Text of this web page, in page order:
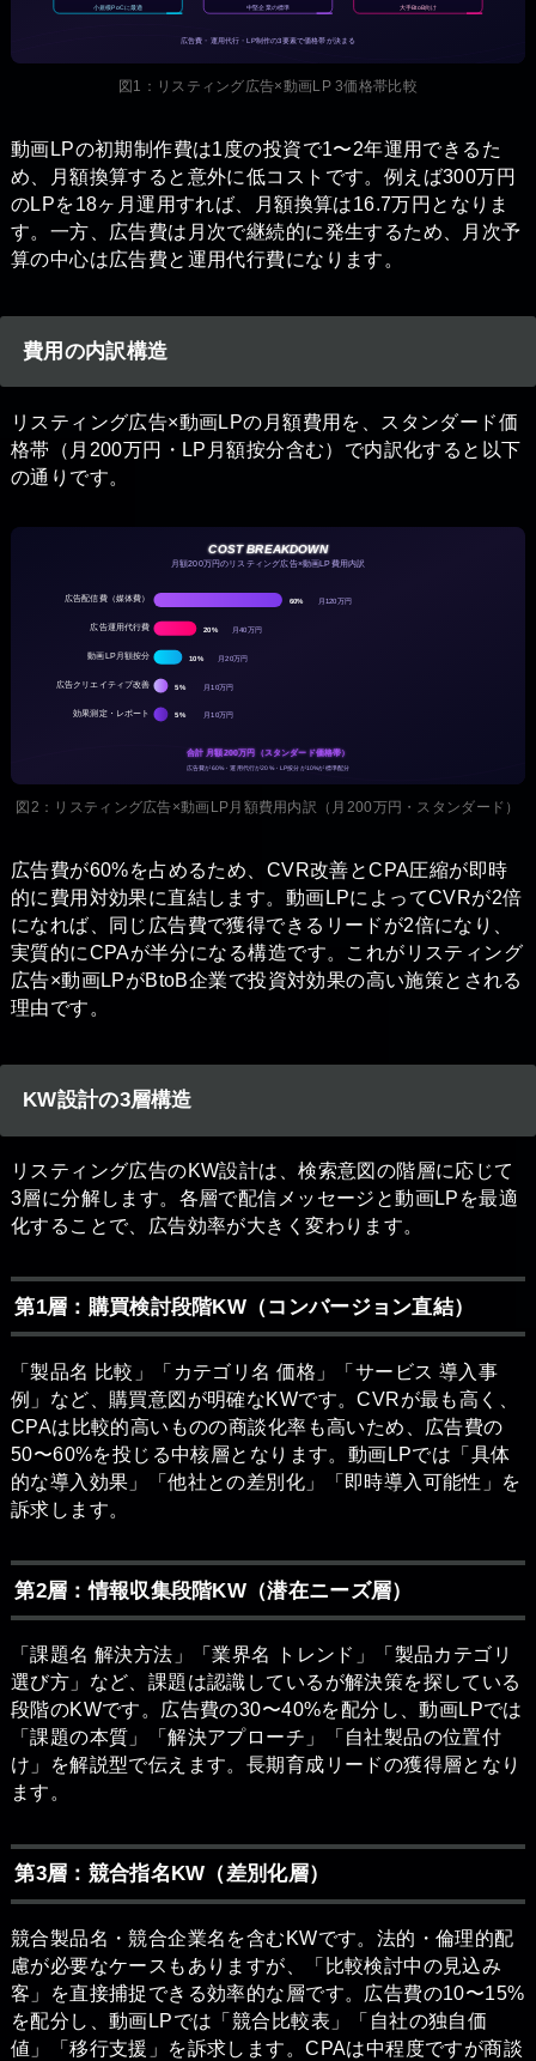
小規模PoCに最適 中堅企業の標準 大手BtoB向け
広告費・運用代行・LP制作の3要素で価格帯が決まる
図1：リスティング広告×動画LP 3価格帯比較
動画LPの初期制作費は1度の投資で1〜2年運用できるた
め、月額換算すると意外に低コストです。例えば300万円
のLPを18ヶ月運用すれば、月額換算は16.7万円となりま
す。一方、広告費は月次で継続的に発生するため、月次予
算の中心は広告費と運用代行費になります。
費用の内訳構造
リスティング広告×動画LPの月額費用を、スタンダード価
格帯（月200万円・LP月額按分含む）で内訳化すると以下
の通りです。
COST BREAKDOWN
月額200万円のリスティング広告×動画LP費用内訳
広告配信費（媒体費） 60% 月120万円
広告運用代行費 20% 月40万円
動画LP月額按分 10% 月20万円
広告クリエイティブ改善 5% 月10万円
効果測定・レポート 5% 月10万円
合計 月額200万円（スタンダード価格帯）
広告費が60%・運用代行が20%・LP按分が10%が標準配分
図2：リスティング広告×動画LP月額費用内訳（月200万円・スタンダード）
広告費が60%を占めるため、CVR改善とCPA圧縮が即時
的に費用対効果に直結します。動画LPによってCVRが2倍
になれば、同じ広告費で獲得できるリードが2倍になり、
実質的にCPAが半分になる構造です。これがリスティング
広告×動画LPがBtoB企業で投資対効果の高い施策とされる
理由です。
KW設計の3層構造
リスティング広告のKW設計は、検索意図の階層に応じて
3層に分解します。各層で配信メッセージと動画LPを最適
化することで、広告効率が大きく変わります。
第1層：購買検討段階KW（コンバージョン直結）
「製品名 比較」「カテゴリ名 価格」「サービス 導入事
例」など、購買意図が明確なKWです。CVRが最も高く、
CPAは比較的高いものの商談化率も高いため、広告費の
50〜60%を投じる中核層となります。動画LPでは「具体
的な導入効果」「他社との差別化」「即時導入可能性」を
訴求します。
第2層：情報収集段階KW（潜在ニーズ層）
「課題名 解決方法」「業界名 トレンド」「製品カテゴリ
選び方」など、課題は認識しているが解決策を探している
段階のKWです。広告費の30〜40%を配分し、動画LPでは
「課題の本質」「解決アプローチ」「自社製品の位置付
け」を解説型で伝えます。長期育成リードの獲得層となり
ます。
第3層：競合指名KW（差別化層）
競合製品名・競合企業名を含むKWです。法的・倫理的配
慮が必要なケースもありますが、「比較検討中の見込み
客」を直接捕捉できる効率的な層です。広告費の10〜15%
を配分し、動画LPでは「競合比較表」「自社の独自価
値」「移行支援」を訴求します。CPAは中程度ですが商談